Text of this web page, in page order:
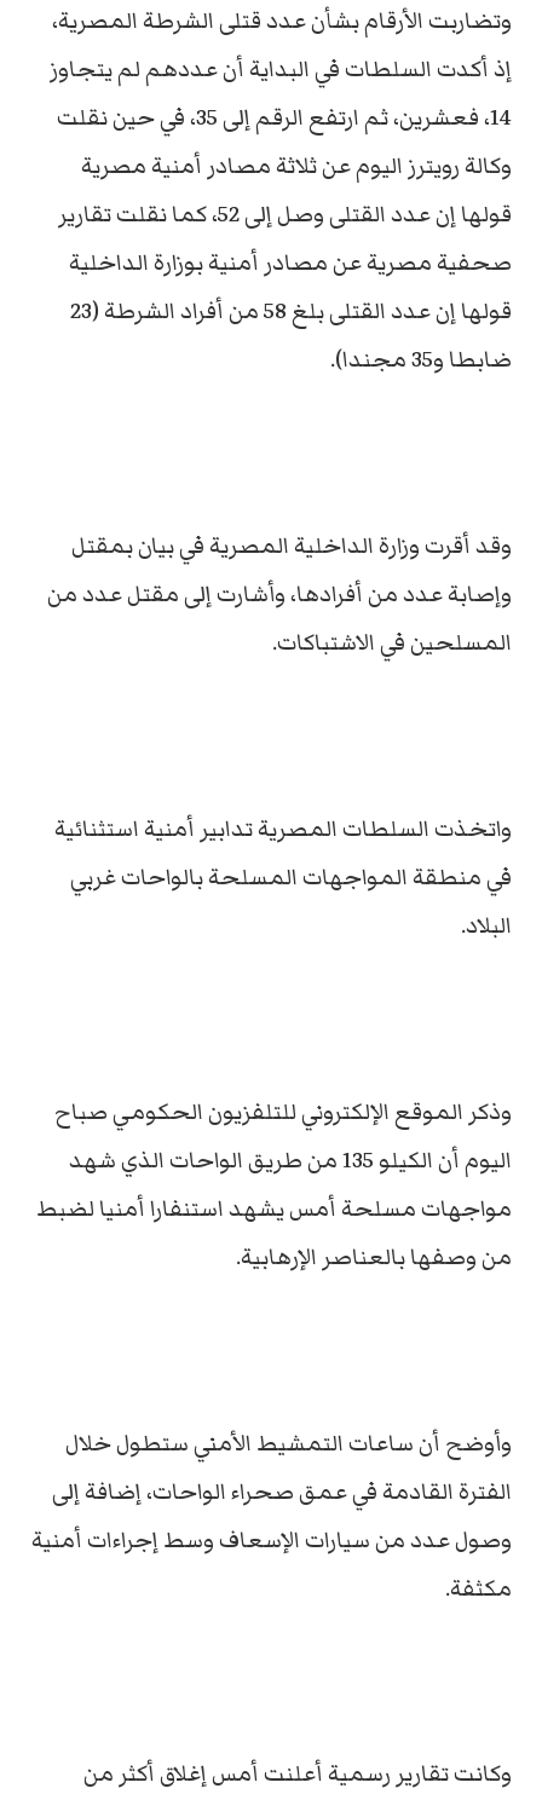
وتضاربت الأرقام بشأن عدد قتلى الشرطة المصرية،
إذ أكدت السلطات في البداية أن عددهم لم يتجاوز
14، فعشرين، ثم ارتفع الرقم إلى 35، في حين نقلت
وكالة رويترز اليوم عن ثلاثة مصادر أمنية مصرية
قولها إن عدد القتلى وصل إلى 52، كما نقلت تقارير
صحفية مصرية عن مصادر أمنية بوزارة الداخلية
قولها إن عدد القتلى بلغ 58 من أفراد الشرطة (23
ضابطا و35 مجندا).
وقد أقرت وزارة الداخلية المصرية في بيان بمقتل
وإصابة عدد من أفرادها، وأشارت إلى مقتل عدد من
المسلحين في الاشتباكات.
واتخذت السلطات المصرية تدابير أمنية استثنائية
في منطقة المواجهات المسلحة بالواحات غربي
البلاد.
وذكر الموقع الإلكتروني للتلفزيون الحكومي صباح
اليوم أن الكيلو 135 من طريق الواحات الذي شهد
مواجهات مسلحة أمس يشهد استنفارا أمنيا لضبط
من وصفها بالعناصر الإرهابية.
وأوضح أن ساعات التمشيط الأمني ستطول خلال
الفترة القادمة في عمق صحراء الواحات، إضافة إلى
وصول عدد من سيارات الإسعاف وسط إجراءات أمنية
مكثفة.
وكانت تقارير رسمية أعلنت أمس إغلاق أكثر من